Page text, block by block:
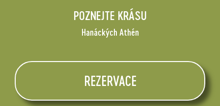
POZNEJTE KRÁSU
Hanáckých Athén
REZERVACE